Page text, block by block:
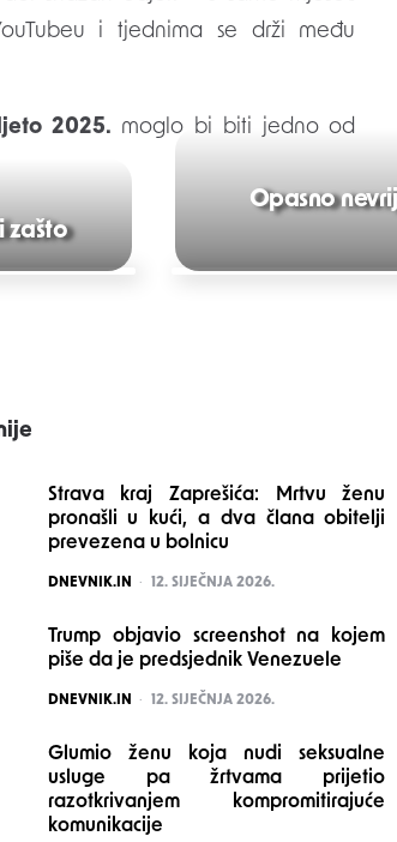
i tjednima se drži među
2025. moglo bi biti jedno od
zašto
Opasno
Strava kraj Zaprešića: Mrtvu ženu
pronašli u kući, a dva člana obitelji
prevezena u bolnicu
POSTED
DNEVNIK.IN 12. SIJEČNJA 2026.
Trump objavio screenshot na kojem
piše da je predsjednik Venezuele
POSTED
DNEVNIK.IN 12. SIJEČNJA 2026.
Glumio ženu koja nudi seksualne
usluge pa žrtvama prijetio
razotkrivanjem kompromitirajuće
komunikacije